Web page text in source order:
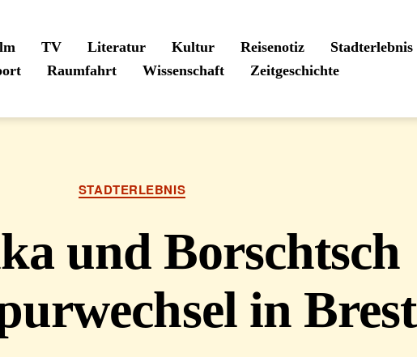
TV Literatur Kultur Reisenotiz Stadterlebnis
Raumfahrt Wissenschaft Zeitgeschichte
Kategorien
STADTERLEBNIS
und Borschtsch
in Brest